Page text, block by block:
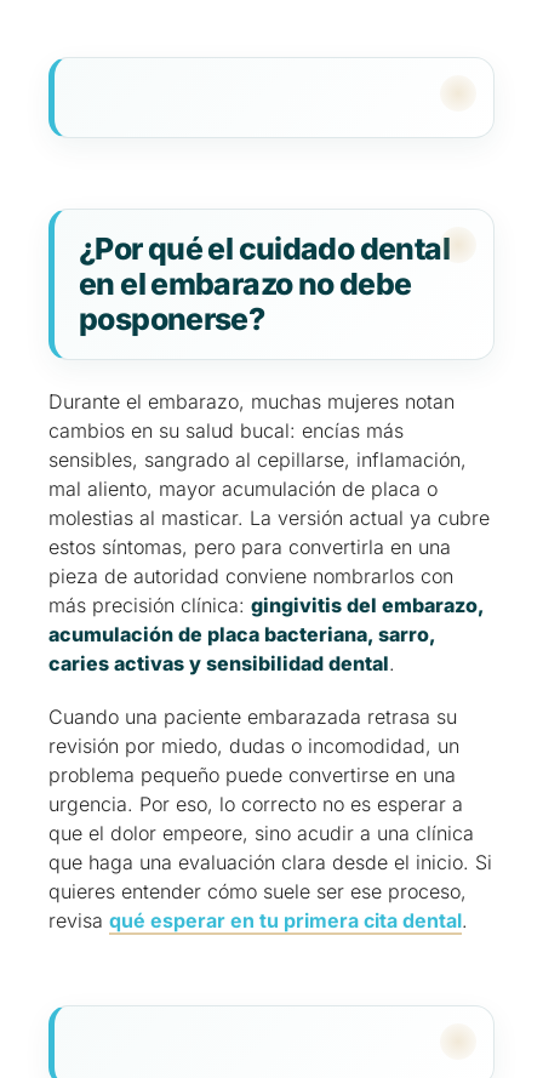
¿Por qué el cuidado dental
en el embarazo no debe
posponerse?
Durante el embarazo, muchas mujeres notan
cambios en su salud bucal: encías más
sensibles, sangrado al cepillarse, inflamación,
mal aliento, mayor acumulación de placa o
molestias al masticar. La versión actual ya cubre
estos síntomas, pero para convertirla en una
pieza de autoridad conviene nombrarlos con
más precisión clínica: gingivitis del embarazo,
acumulación de placa bacteriana, sarro,
caries activas y sensibilidad dental.
Cuando una paciente embarazada retrasa su
revisión por miedo, dudas o incomodidad, un
problema pequeño puede convertirse en una
urgencia. Por eso, lo correcto no es esperar a
que el dolor empeore, sino acudir a una clínica
que haga una evaluación clara desde el inicio. Si
quieres entender cómo suele ser ese proceso,
revisa qué esperar en tu primera cita dental.